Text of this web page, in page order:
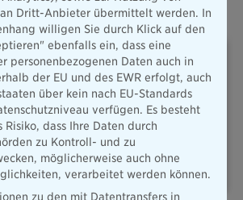
ON
HAFTPFLICHT
Dritt-Anbieter übermittelt werden. In
willigen Sie durch Klick auf den
ebenfalls ein, dass eine
personenbezogenen Daten auch in
der EU und des EWR erfolgt, auch
über kein nach EU-Standards
verfügen. Es besteht
Risiko, dass Ihre Daten durch
zu Kontroll- und zu
möglicherweise auch ohne
verarbeitet werden können.
zu den mit Datentransfers in